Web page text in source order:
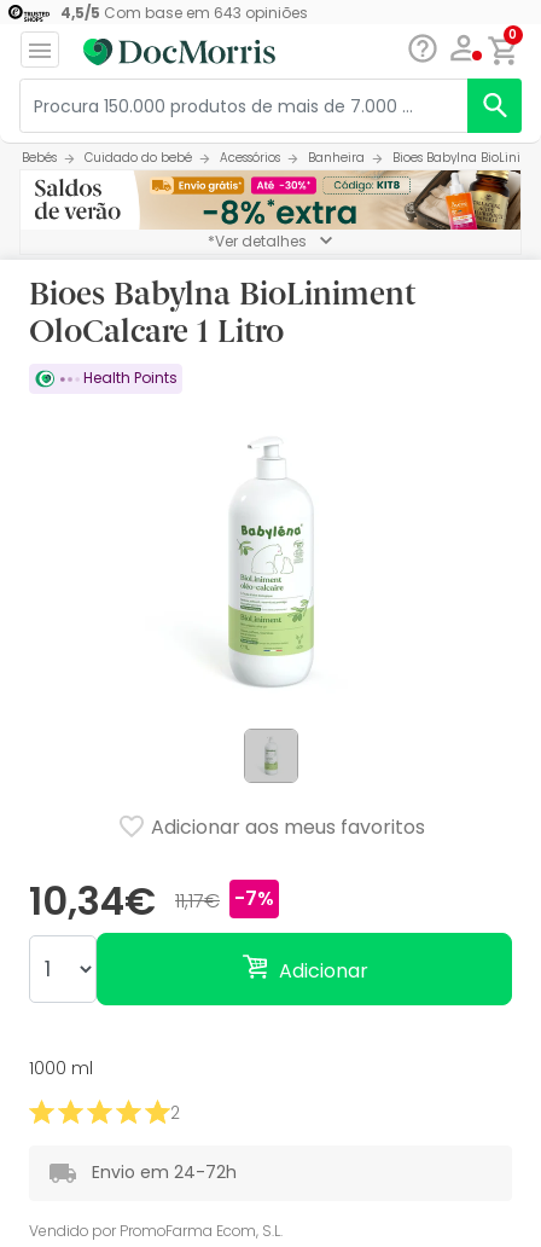
4,5/5 Com base em 643 opiniões
0
Bebés Cuidado do bebé Acessórios Banheira Bioes Babylna
*Ver detalhes
Bioes Babylna BioLiniment
OloCalcare 1 Litro
Health Points
10,34€ 11,17€ -7%
Adicionar
Adicionar aos meus favoritos
1000 ml
2
Envio em 24-72h
Vendido por PromoFarma Ecom, S.L.